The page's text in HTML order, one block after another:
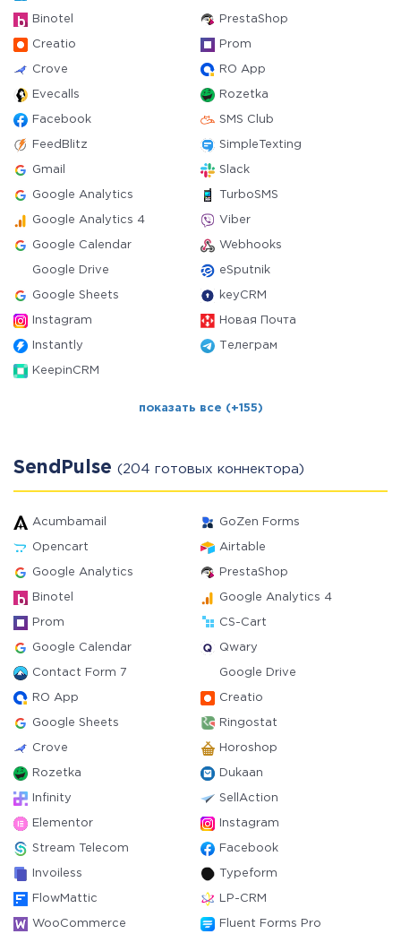
Binotel PrestaShop
Creatio Prom
Crove RO App
Evecalls Rozetka
Facebook SMS Club
FeedBlitz SimpleTexting
Gmail Slack
Google Analytics TurboSMS
Google Analytics 4 Viber
Google Calendar Webhooks
Google Drive eSputnik
Google Sheets keyCRM
Instagram Новая Почта
Instantly Телеграм
KeepinCRM
показать все (+155)
SendPulse (204 готовых коннектора)
Acumbamail GoZen Forms
Opencart Airtable
Google Analytics PrestaShop
Binotel Google Analytics 4
Prom CS-Cart
Google Calendar Qwary
Contact Form 7 Google Drive
RO App Creatio
Google Sheets Ringostat
Crove Horoshop
Rozetka Dukaan
Infinity SellAction
Elementor Instagram
Stream Telecom Facebook
Invoiless Typeform
FlowMattic LP-CRM
WooCommerce Fluent Forms Pro